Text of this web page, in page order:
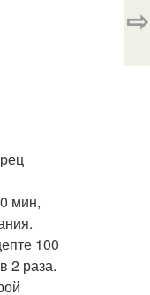
мин,
100
2 раза.
⇨